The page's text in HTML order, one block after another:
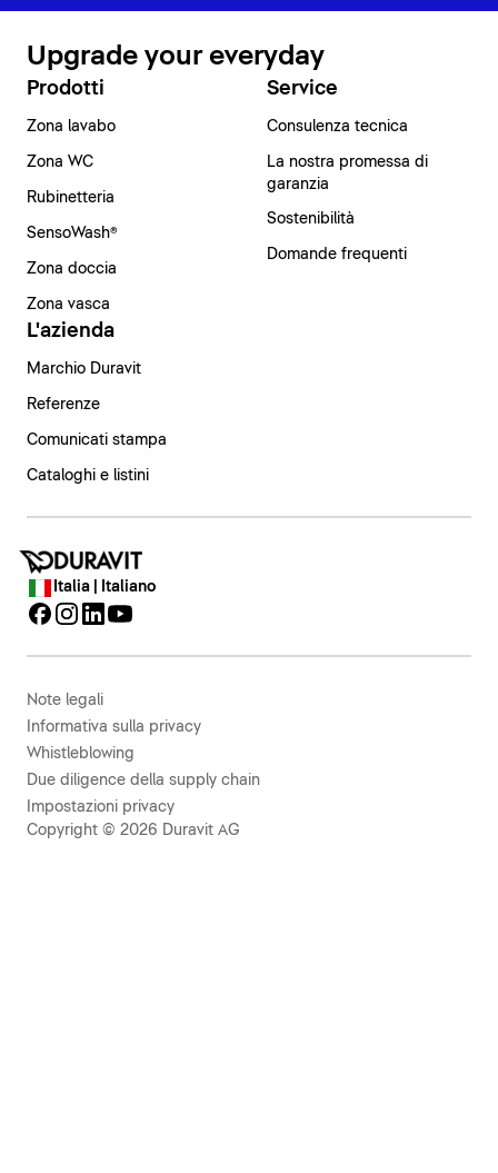
Upgrade your everyday
Prodotti
Zona lavabo
Zona WC
Rubinetteria
SensoWash®
Zona doccia
Zona vasca
Service
Consulenza tecnica
La nostra promessa di
garanzia
Sostenibilità
Domande frequenti
L'azienda
Marchio Duravit
Referenze
Comunicati stampa
Cataloghi e listini
Italia | Italiano
Note legali
Informativa sulla privacy
Whistleblowing
Due diligence della supply chain
Impostazioni privacy
Copyright © 2026 Duravit AG